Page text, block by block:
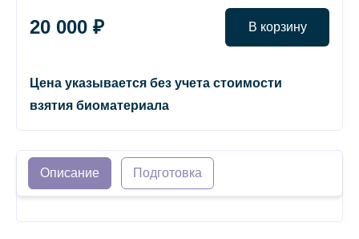
20 000 ₽ В корзину
Цена указывается без учета стоимости
взятия биоматериала
Описание Подготовка